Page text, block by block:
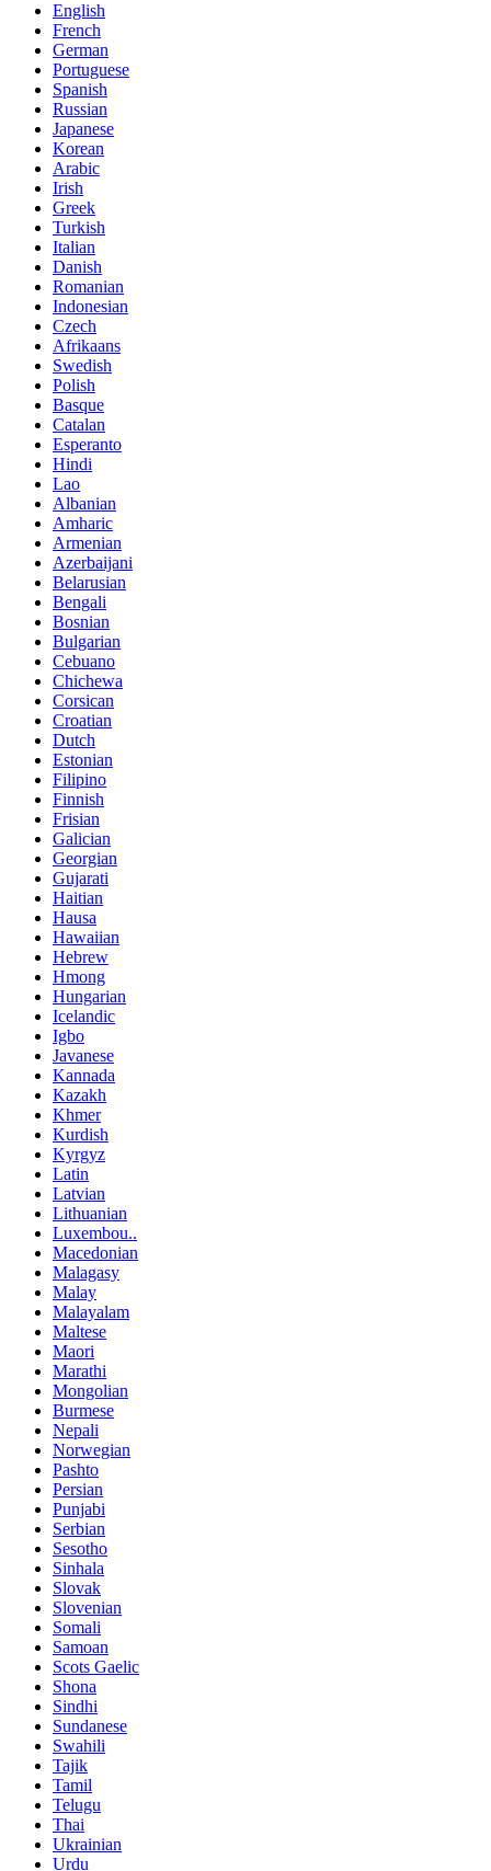
English
French
German
Portuguese
Spanish
Russian
Japanese
Korean
Arabic
Irish
Greek
Turkish
Italian
Danish
Romanian
Indonesian
Czech
Afrikaans
Swedish
Polish
Basque
Catalan
Esperanto
Hindi
Lao
Albanian
Amharic
Armenian
Azerbaijani
Belarusian
Bengali
Bosnian
Bulgarian
Cebuano
Chichewa
Corsican
Croatian
Dutch
Estonian
Filipino
Finnish
Frisian
Galician
Georgian
Gujarati
Haitian
Hausa
Hawaiian
Hebrew
Hmong
Hungarian
Icelandic
Igbo
Javanese
Kannada
Kazakh
Khmer
Kurdish
Kyrgyz
Latin
Latvian
Lithuanian
Luxembou..
Macedonian
Malagasy
Malay
Malayalam
Maltese
Maori
Marathi
Mongolian
Burmese
Nepali
Norwegian
Pashto
Persian
Punjabi
Serbian
Sesotho
Sinhala
Slovak
Slovenian
Somali
Samoan
Scots Gaelic
Shona
Sindhi
Sundanese
Swahili
Tajik
Tamil
Telugu
Thai
Ukrainian
Urdu